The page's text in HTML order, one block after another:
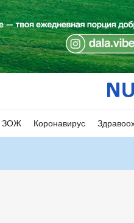
ЗОЖ Коронавирус